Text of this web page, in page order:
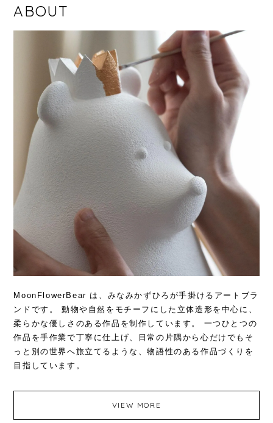
ABOUT
MoonFlowerBear は、みなみかずひろが手掛けるアートブラ
ンドです。 動物や自然をモチーフにした立体造形を中心に、
柔らかな優しさのある作品を制作しています。 一つひとつの
作品を手作業で丁寧に仕上げ、日常の片隅から心だけでもそ
っと別の世界へ旅立てるような、物語性のある作品づくりを
目指しています。
VIEW MORE